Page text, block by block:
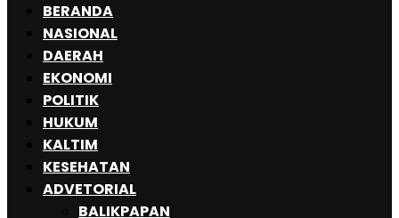
BERANDA
NASIONAL
DAERAH
EKONOMI
POLITIK
HUKUM
KALTIM
KESEHATAN
ADVETORIAL
BALIKPAPAN